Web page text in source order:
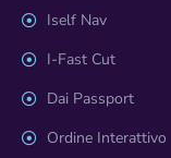
Iself Nav
I-Fast Cut
Dai Passport
Ordine Interattivo